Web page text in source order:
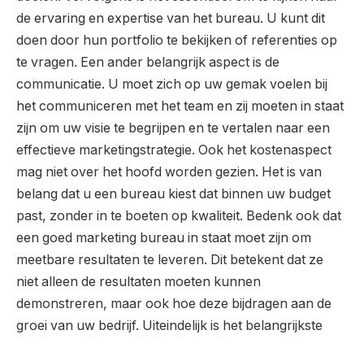
de ervaring en expertise van het bureau. U kunt dit
doen door hun portfolio te bekijken of referenties op
te vragen. Een ander belangrijk aspect is de
communicatie. U moet zich op uw gemak voelen bij
het communiceren met het team en zij moeten in staat
zijn om uw visie te begrijpen en te vertalen naar een
effectieve marketingstrategie. Ook het kostenaspect
mag niet over het hoofd worden gezien. Het is van
belang dat u een bureau kiest dat binnen uw budget
past, zonder in te boeten op kwaliteit. Bedenk ook dat
een goed marketing bureau in staat moet zijn om
meetbare resultaten te leveren. Dit betekent dat ze
niet alleen de resultaten moeten kunnen
demonstreren, maar ook hoe deze bijdragen aan de
groei van uw bedrijf. Uiteindelijk is het belangrijkste